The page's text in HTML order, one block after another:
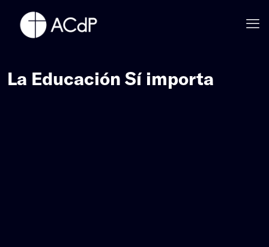
La Educación Sí importa